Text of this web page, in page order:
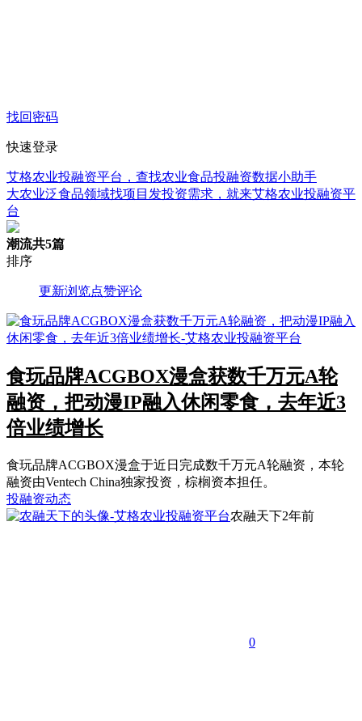
找回密码
快速登录
艾格农业投融资平台，查找农业食品投融资数据小助手
大农业泛食品领域找项目发投资需求，就来艾格农业投融资平
台
潮流共5篇
排序
更新浏览点赞评论
食玩品牌ACGBOX漫盒获数千万元A轮
融资，把动漫IP融入休闲零食，去年近3
倍业绩增长
食玩品牌ACGBOX漫盒于近日完成数千万元A轮融资，本轮
融资由Ventech China独家投资，棕榈资本担任。
投融资动态
农融天下2年前
0